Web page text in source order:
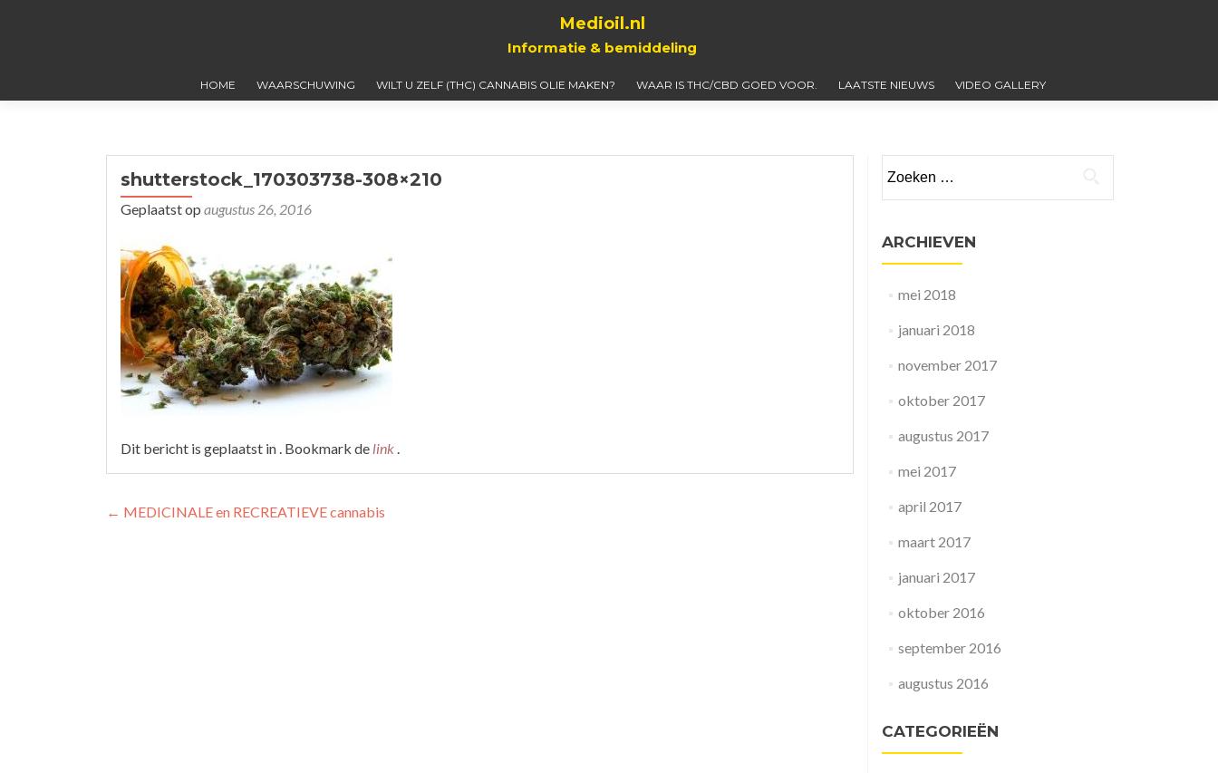
Medioil.nl
Informatie & bemiddeling
HOME WAARSCHUWING WILT U ZELF (THC) CANNABIS OLIE MAKEN? WAAR IS THC/CBD GOED VOOR. LAATSTE NIEUWS VIDEO GALLERY
shutterstock_170303738-308×210
Geplaatst op augustus 26, 2016
Dit bericht is geplaatst in . Bookmark de link .
Berichtnavigatie
← MEDICINALE en RECREATIEVE cannabis
naar:
ARCHIEVEN
mei 2018
januari 2018
november 2017
oktober 2017
augustus 2017
mei 2017
april 2017
maart 2017
januari 2017
oktober 2016
september 2016
augustus 2016
CATEGORIEËN